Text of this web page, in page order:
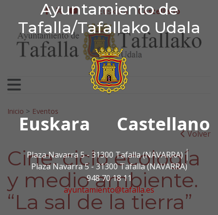
Ayuntamiento de
Tafalla/Tafallako Udala
Euskara Castellano
Plaza Navarra 5 - 31300 Tafalla (NAVARRA)
Plaza Navarra 5 - 31300 Tafalla (NAVARRA)
948 70 18 11
ayuntamiento@tafalla.es
Ir al contenido
Ayuntamiento de
facebook
twitter
youtube
Euskera Castellano
Search for:
Inicio > Eventos
Volver
Cine: ciclo ecología
y medio ambiente.
“La sal de la tierra”